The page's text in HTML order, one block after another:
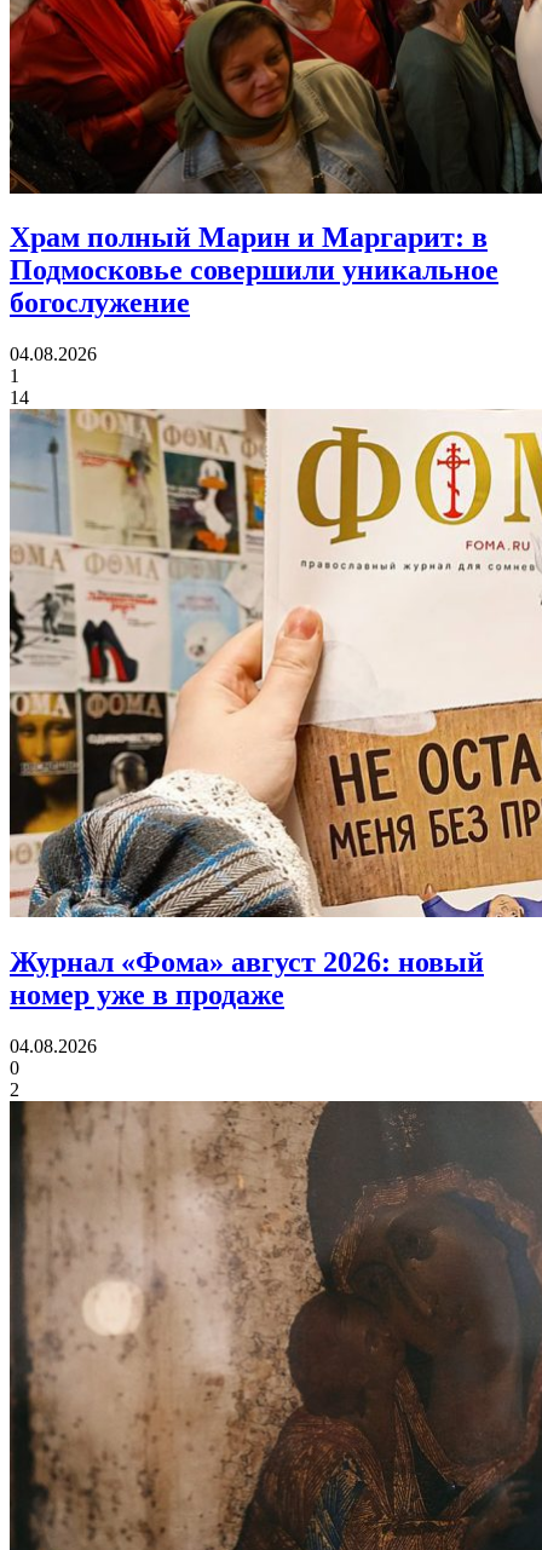
Храм полный Марин и Маргарит: в
Подмосковье совершили уникальное
богослужение
04.08.2026
1
14
Журнал «Фома» август 2026: новый
номер уже в продаже
04.08.2026
0
2